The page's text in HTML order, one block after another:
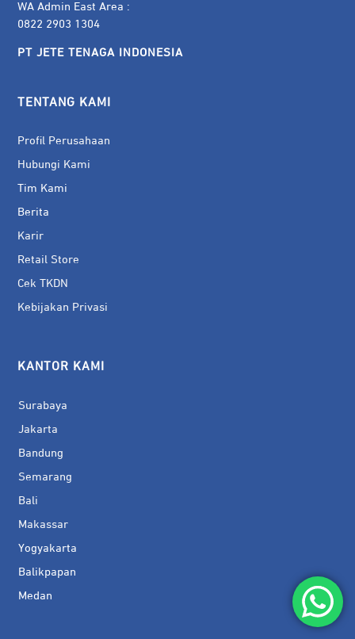
WA Admin East Area :
0822 2903 1304
PT JETE TENAGA INDONESIA
TENTANG KAMI
Profil Perusahaan
Hubungi Kami
Tim Kami
Berita
Karir
Retail Store
Cek TKDN
Kebijakan Privasi
KANTOR KAMI
Surabaya
Jakarta
Bandung
Semarang
Bali
Makassar
Yogyakarta
Balikpapan
Medan